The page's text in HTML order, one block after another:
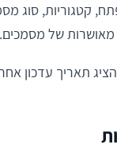
קטגוריות, סוג
מאושרות של מסמכים.
תאריך עדכון